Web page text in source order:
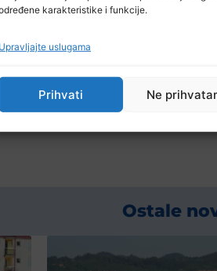
karakteristike i funkcije.
Upravljajte uslugama
Prihvati Ne
košarku u našoj
Play-offa, s kojim je osvojio i
Ostale